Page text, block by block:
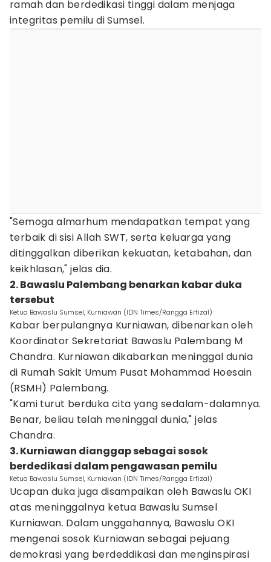
ramah dan berdedikasi tinggi dalam menjaga
integritas pemilu di Sumsel.
"Semoga almarhum mendapatkan tempat yang
terbaik di sisi Allah SWT, serta keluarga yang
ditinggalkan diberikan kekuatan, ketabahan, dan
keikhlasan," jelas dia.
2. Bawaslu Palembang benarkan kabar duka
tersebut
Ketua Bawaslu Sumsel, Kurniawan (IDN Times/Rangga Erfizal)
Kabar berpulangnya Kurniawan, dibenarkan oleh
Koordinator Sekretariat Bawaslu Palembang M
Chandra. Kurniawan dikabarkan meninggal dunia
di Rumah Sakit Umum Pusat Mohammad Hoesain
(RSMH) Palembang.
"Kami turut berduka cita yang sedalam-dalamnya.
Benar, beliau telah meninggal dunia," jelas
Chandra.
3. Kurniawan dianggap sebagai sosok
berdedikasi dalam pengawasan pemilu
Ketua Bawaslu Sumsel, Kurniawan (IDN Times/Rangga Erfizal)
Ucapan duka juga disampaikan oleh Bawaslu OKI
atas meninggalnya ketua Bawaslu Sumsel
Kurniawan. Dalam unggahannya, Bawaslu OKI
mengenai sosok Kurniawan sebagai pejuang
demokrasi yang berdeddikasi dan menginspirasi